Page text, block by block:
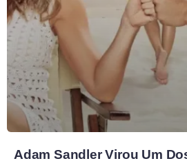
Adam Sandler Virou Um